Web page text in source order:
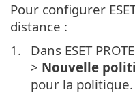
Pour configurer
distance :
1.
Dans ESET
> Nouvelle
pour la politique.